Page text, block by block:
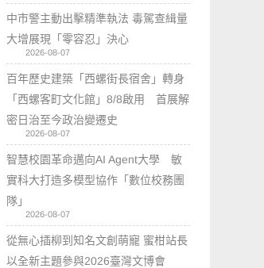
中市警主動出擊精準執法 毒駕查緝量
大增展現「零容忍」決心
2026-08-07
百年歷史建築「西螺街長宿舍」轉身
「西螺客町文化館」8/8啟用 首展解
密日治至今政治變遷史
2026-08-07
智慧校園革命邁向AI Agent大學 敏
實科大打造多模型協作「數位校務團
隊」
2026-08-07
從無心插柳到知名文創萌寵 蜜柑站長
以全新主題參與2026臺灣文博會